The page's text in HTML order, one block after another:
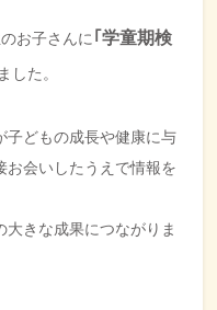
お子さんに ｢学童期検
した。
子どもの成長や健康に与
お会いしたうえで情報を
きな成果につながりま